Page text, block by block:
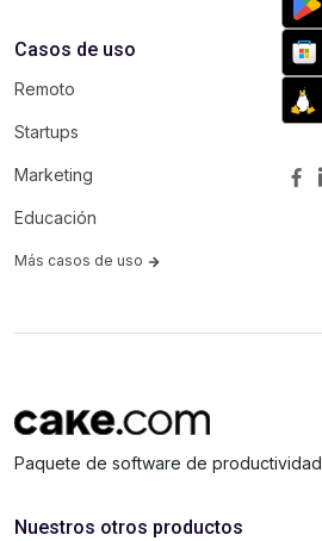
Casos de uso
Remoto
Startups
Marketing
Educación
Más casos de uso
Paquete de software de productividad
Nuestros otros productos